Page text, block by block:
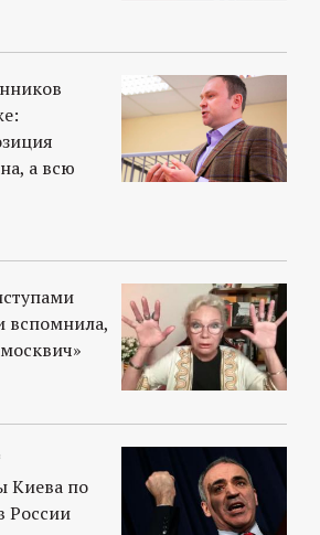
а всю
вспомнила,
Киева по
России